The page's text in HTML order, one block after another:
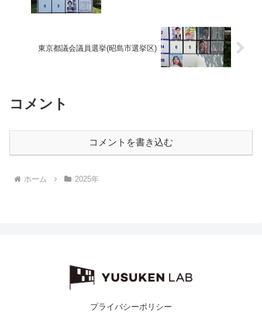
東京都議会議員選挙(昭島市選挙区)
コメント
コメントを書き込む
ホーム 2025年
プライバシーポリシー